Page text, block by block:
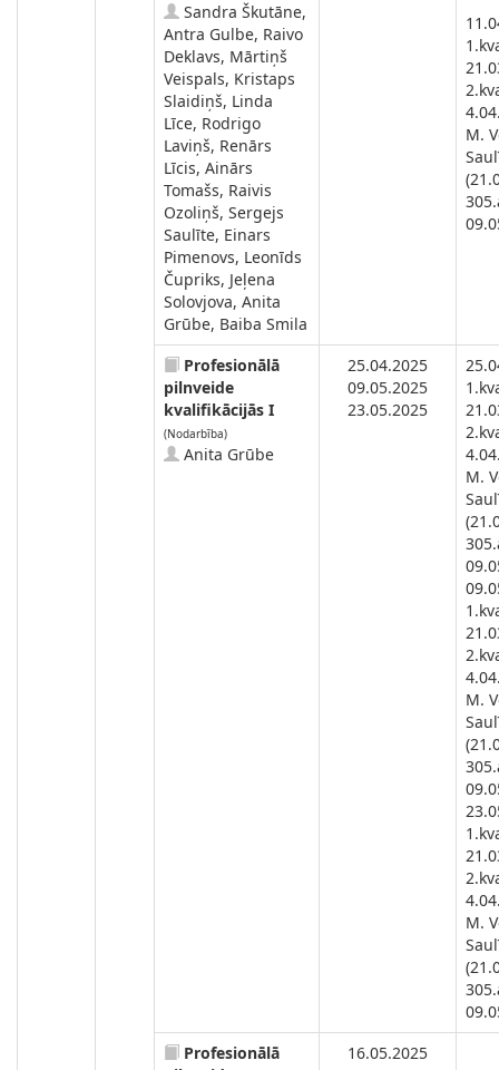
Sandra Škutāne,
Antra Gulbe, Raivo
Deklavs, Mārtiņš
Veispals, Kristaps
Slaidiņš, Linda
Līce, Rodrigo
Laviņš, Renārs
Līcis, Ainārs
Tomašs, Raivis
Ozoliņš, Sergejs
Saulīte, Einars
Pimenovs, Leonīds
Čupriks, Jeļena
Solovjova, Anita
Grūbe, Baiba Smila
M.
Profesionālā
pilnveide
kvalifikācijās I
(Nodarbība)
Anita Grūbe
25.04.2025
09.05.2025
23.05.2025
M.
M.
M.
Profesionālā
16.05.2025